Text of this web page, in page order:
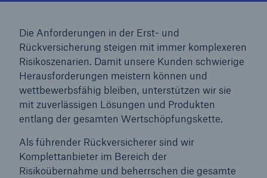
Die Anforderungen in der Erst- und
Rückversicherung steigen mit immer komplexeren
Risikoszenarien. Damit unsere Kunden schwierige
Herausforderungen meistern können und
wettbewerbsfähig bleiben, unterstützen wir sie
mit zuverlässigen Lösungen und Produkten
entlang der gesamten Wertschöpfungskette.
Als führender Rückversicherer sind wir
Komplettanbieter im Bereich der
Risikoübernahme und beherrschen die gesamte
Reinsurance Property/Casualty
Marine Trend Radar 2025
Naturkatastrophen